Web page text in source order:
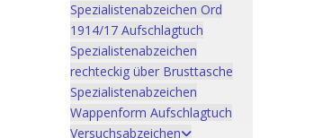
Spezialistenabzeichen Ord
1914/17 Aufschlagtuch
Spezialistenabzeichen
rechteckig über Brusttasche
Spezialistenabzeichen
Wappenform Aufschlagtuch
Versuchsabzeichen